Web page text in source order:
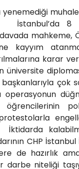
yenemediği
İstanbul’da 8
mahkeme,
kayyım
karar
üniversite
çok
operasyonun
öğrencilerinin
CHP
de hazırlık
darbe niteliği